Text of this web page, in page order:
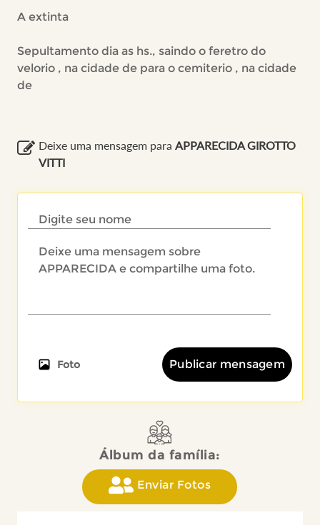
A extinta
Sepultamento dia as hs., saindo o feretro do
velorio , na cidade de para o cemiterio , na cidade
de
Deixe uma mensagem para APPARECIDA GIROTTO
VITTI
Foto Publicar mensagem
Álbum da família:
Enviar Fotos